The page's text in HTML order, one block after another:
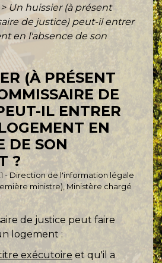
> Un huissier (à présent
de justice) peut-il entrer
en l'absence de son
(À PRÉSENT
DE
IL ENTRER
EN
DE SON
?
- Direction de l'information légale
ministre), Ministère chargé
de justice peut faire
logement :
exécutoire et qu'il a